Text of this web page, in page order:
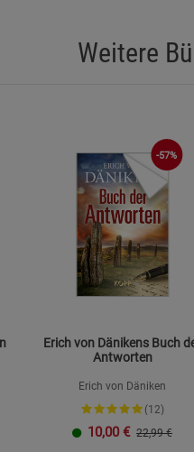
Weitere
-57%
Erich von Dänikens Buch
Antworten
Erich von Däniken
(12)
10,00 € 22,99 €